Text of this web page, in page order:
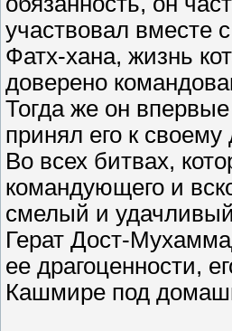
участвовал вместе
Фатх-хана, жизнь
доверено
Тогда же он
принял его к
Во всех битвах,
командующего и
смелый и удачливый
Герат Дост-
ее драгоценности,
Кашмире под